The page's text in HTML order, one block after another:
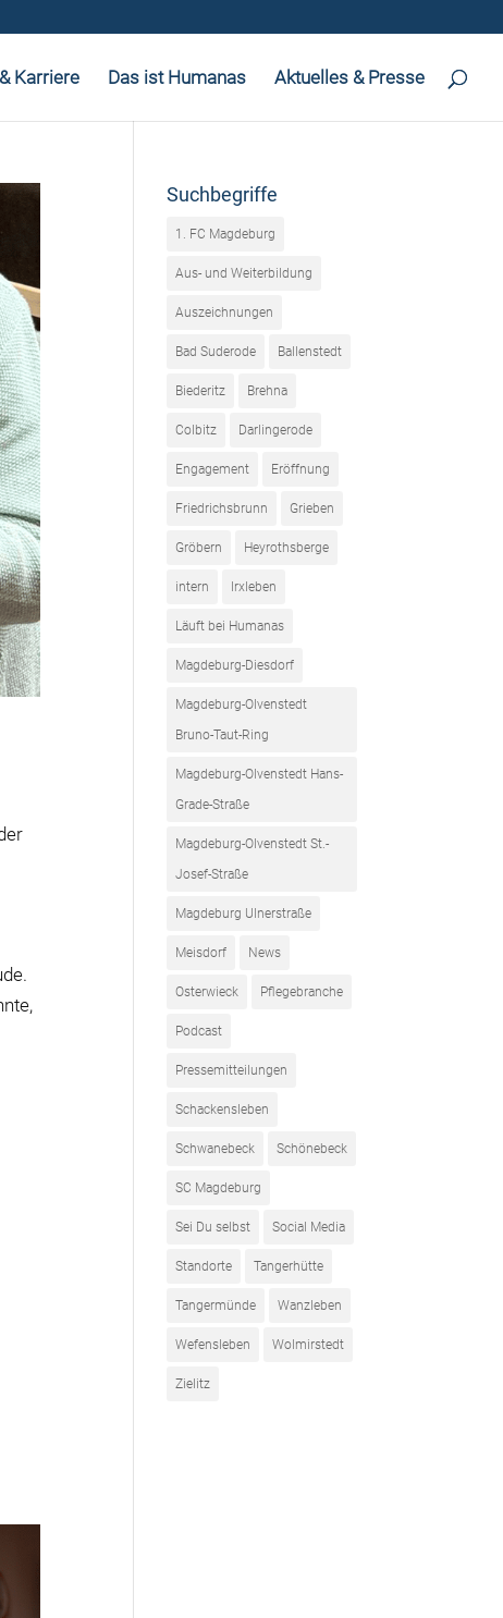
Karriere Das ist Humanas Aktuelles & Presse
Suchbegriffe
1. FC Magdeburg
Aus- und Weiterbildung
Auszeichnungen
Bad Suderode Ballenstedt
Biederitz Brehna
Colbitz Darlingerode
Engagement Eröffnung
Friedrichsbrunn Grieben
Gröbern Heyrothsberge
intern Irxleben
Läuft bei Humanas
Magdeburg-Diesdorf
Magdeburg-Olvenstedt
Bruno-Taut-Ring
Magdeburg-Olvenstedt Hans-
Grade-Straße
Magdeburg-Olvenstedt St.-
Josef-Straße
Magdeburg Ulnerstraße
Meisdorf News
Osterwieck Pflegebranche
Podcast
Pressemitteilungen
Schackensleben
Schwanebeck Schönebeck
SC Magdeburg
Sei Du selbst Social Media
Standorte Tangerhütte
Tangermünde Wanzleben
Wefensleben Wolmirstedt
Zielitz